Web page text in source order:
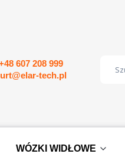
607 208 999
tech.pl
WÓZKI WIDŁOWE